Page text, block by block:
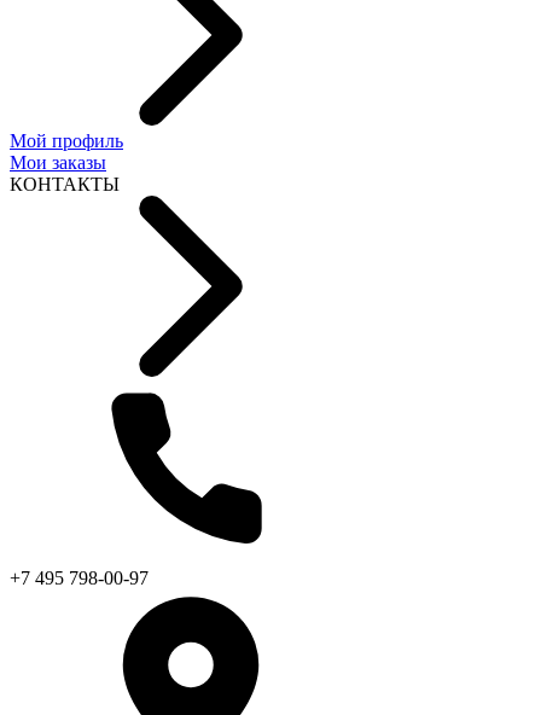
Мой профиль
Мои заказы
КОНТАКТЫ
+7 495 798-00-97